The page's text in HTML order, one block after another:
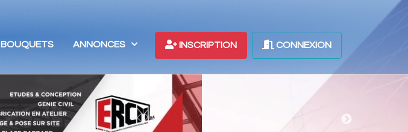
BOUQUETS ANNONCES INSCRIPTION CONNEXION